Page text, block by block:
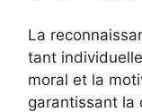
La
tant
moral et la
garantissant la